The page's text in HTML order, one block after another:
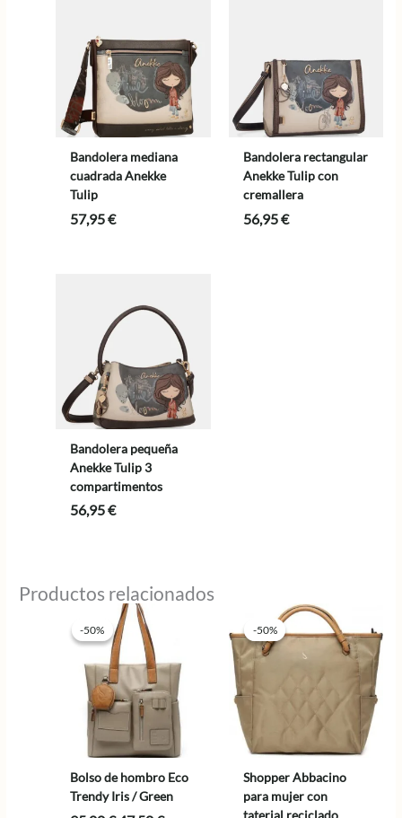
Bandolera mediana
cuadrada Anekke
Tulip
57,95€
Bandolera rectangular
Anekke Tulip con
cremallera
56,95€
Bandolera pequeña
Anekke Tulip 3
compartimentos
56,95€
Productos relacionados
-50%
-50%
Bolso de hombro Eco
Trendy Iris / Green
-50%
-50%
Shopper Abbacino
para mujer con
taterial reciclado